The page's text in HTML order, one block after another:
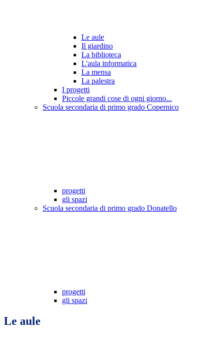
Le aule
Il giardino
La biblioteca
L'aula informatica
La mensa
La palestra
I progetti
Piccole grandi cose di ogni giorno...
Scuola secondaria di primo grado Copernico
progetti
gli spazi
Scuola secondaria di primo grado Donatello
progetti
gli spazi
Le aule